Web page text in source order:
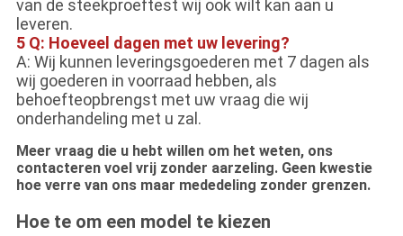
van de steekproeftest wij ook wilt kan aan u
leveren.
5 Q: Hoeveel dagen met uw levering?
A: Wij kunnen leveringsgoederen met 7 dagen als
wij goederen in voorraad hebben, als
behoefteopbrengst met uw vraag die wij
onderhandeling met u zal.
Meer vraag die u hebt willen om het weten, ons
contacteren voel vrij zonder aarzeling. Geen kwestie
hoe verre van ons maar mededeling zonder grenzen.
Hoe te om een model te kiezen